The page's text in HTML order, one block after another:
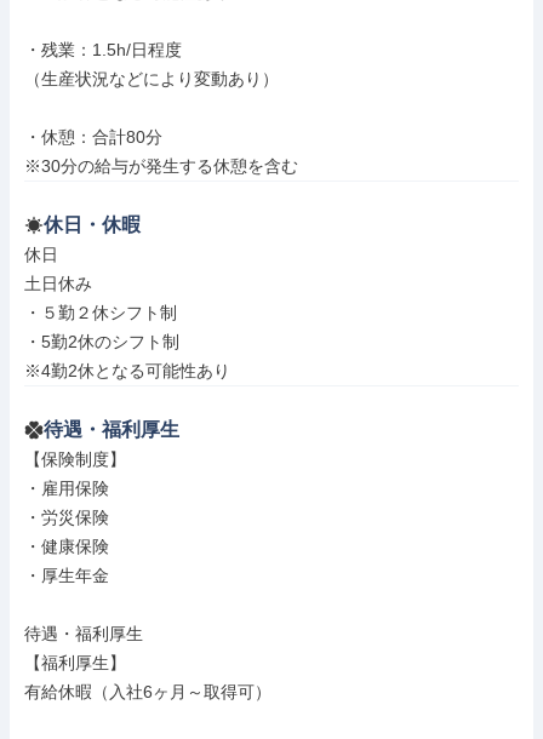
・残業：1.5h/日程度
（生産状況などにより変動あり）
・休憩：合計80分
※30分の給与が発生する休憩を含む
休日・休暇
休日
土日休み
・５勤２休シフト制
・5勤2休のシフト制
※4勤2休となる可能性あり
待遇・福利厚生
【保険制度】
・雇用保険
・労災保険
・健康保険
・厚生年金
待遇・福利厚生
【福利厚生】
有給休暇（入社6ヶ月～取得可）